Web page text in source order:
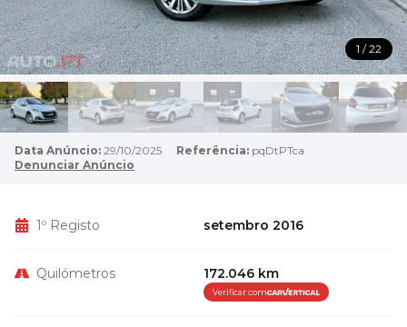
1 / 22
Data Anúncio: 29/10/2025 Referência: pqDtPTca
Denunciar Anúncio
1º Registo setembro 2016
Quilómetros 172.046 km
Verificar com